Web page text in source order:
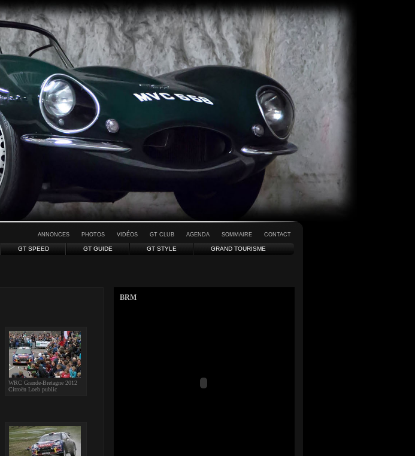
ANNONCES PHOTOS VIDÉOS GT CLUB AGENDA SOMMAIRE CONTACT
GT SPEED GT GUIDE GT STYLE GRAND TOURISME
WRC Grande-Bretagne 2012
Citroën Loeb public
BRM